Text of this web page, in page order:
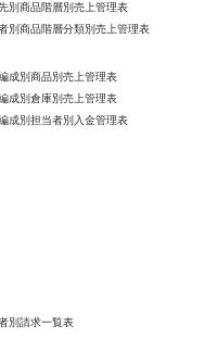
別商品階層別売上管理表
別商品階層分類別売上管理表
成別商品別売上管理表
成別倉庫別売上管理表
成別担当者別入金管理表
別請求一覧表